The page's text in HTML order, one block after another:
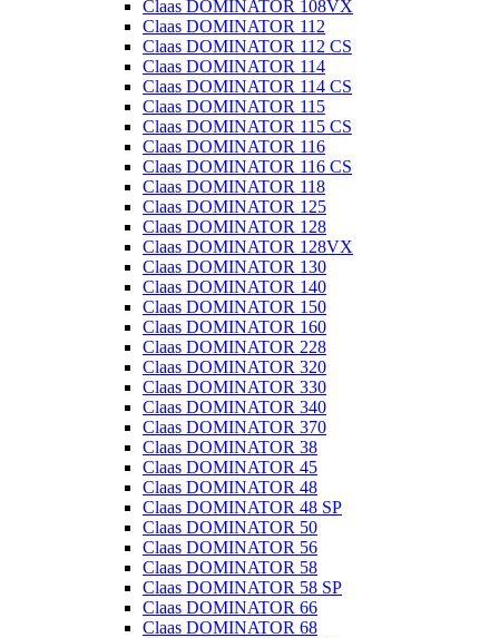
Claas DOMINATOR 108VX
Claas DOMINATOR 112
Claas DOMINATOR 112 CS
Claas DOMINATOR 114
Claas DOMINATOR 114 CS
Claas DOMINATOR 115
Claas DOMINATOR 115 CS
Claas DOMINATOR 116
Claas DOMINATOR 116 CS
Claas DOMINATOR 118
Claas DOMINATOR 125
Claas DOMINATOR 128
Claas DOMINATOR 128VX
Claas DOMINATOR 130
Claas DOMINATOR 140
Claas DOMINATOR 150
Claas DOMINATOR 160
Claas DOMINATOR 228
Claas DOMINATOR 320
Claas DOMINATOR 330
Claas DOMINATOR 340
Claas DOMINATOR 370
Claas DOMINATOR 38
Claas DOMINATOR 45
Claas DOMINATOR 48
Claas DOMINATOR 48 SP
Claas DOMINATOR 50
Claas DOMINATOR 56
Claas DOMINATOR 58
Claas DOMINATOR 58 SP
Claas DOMINATOR 66
Claas DOMINATOR 68